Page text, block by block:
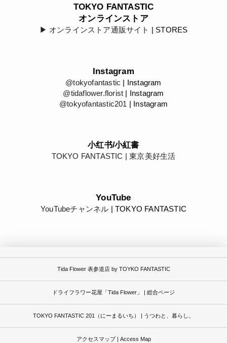
TOKYO FANTASTIC
オンラインストア
▶︎ オンラインストア通販サイト | STORES
Instagram
@tokyofantastic | Instagram
@tidaflower.florist | Instagram
@tokyofantastic201 | Instagram
小红书/小紅書
TOKYO FANTASTIC | 東京美好生活
YouTube
YouTubeチャンネル | TOKYO FANTASTIC
Tida Flower 表参道店 by TOYKO FANTASTIC
ドライフラワー花屋「Tida Flower」 | 総合ページ
TOKYO FANTASTIC 201（にーまるいち） | うつわと、暮らし。
アクセスマップ | Access Map